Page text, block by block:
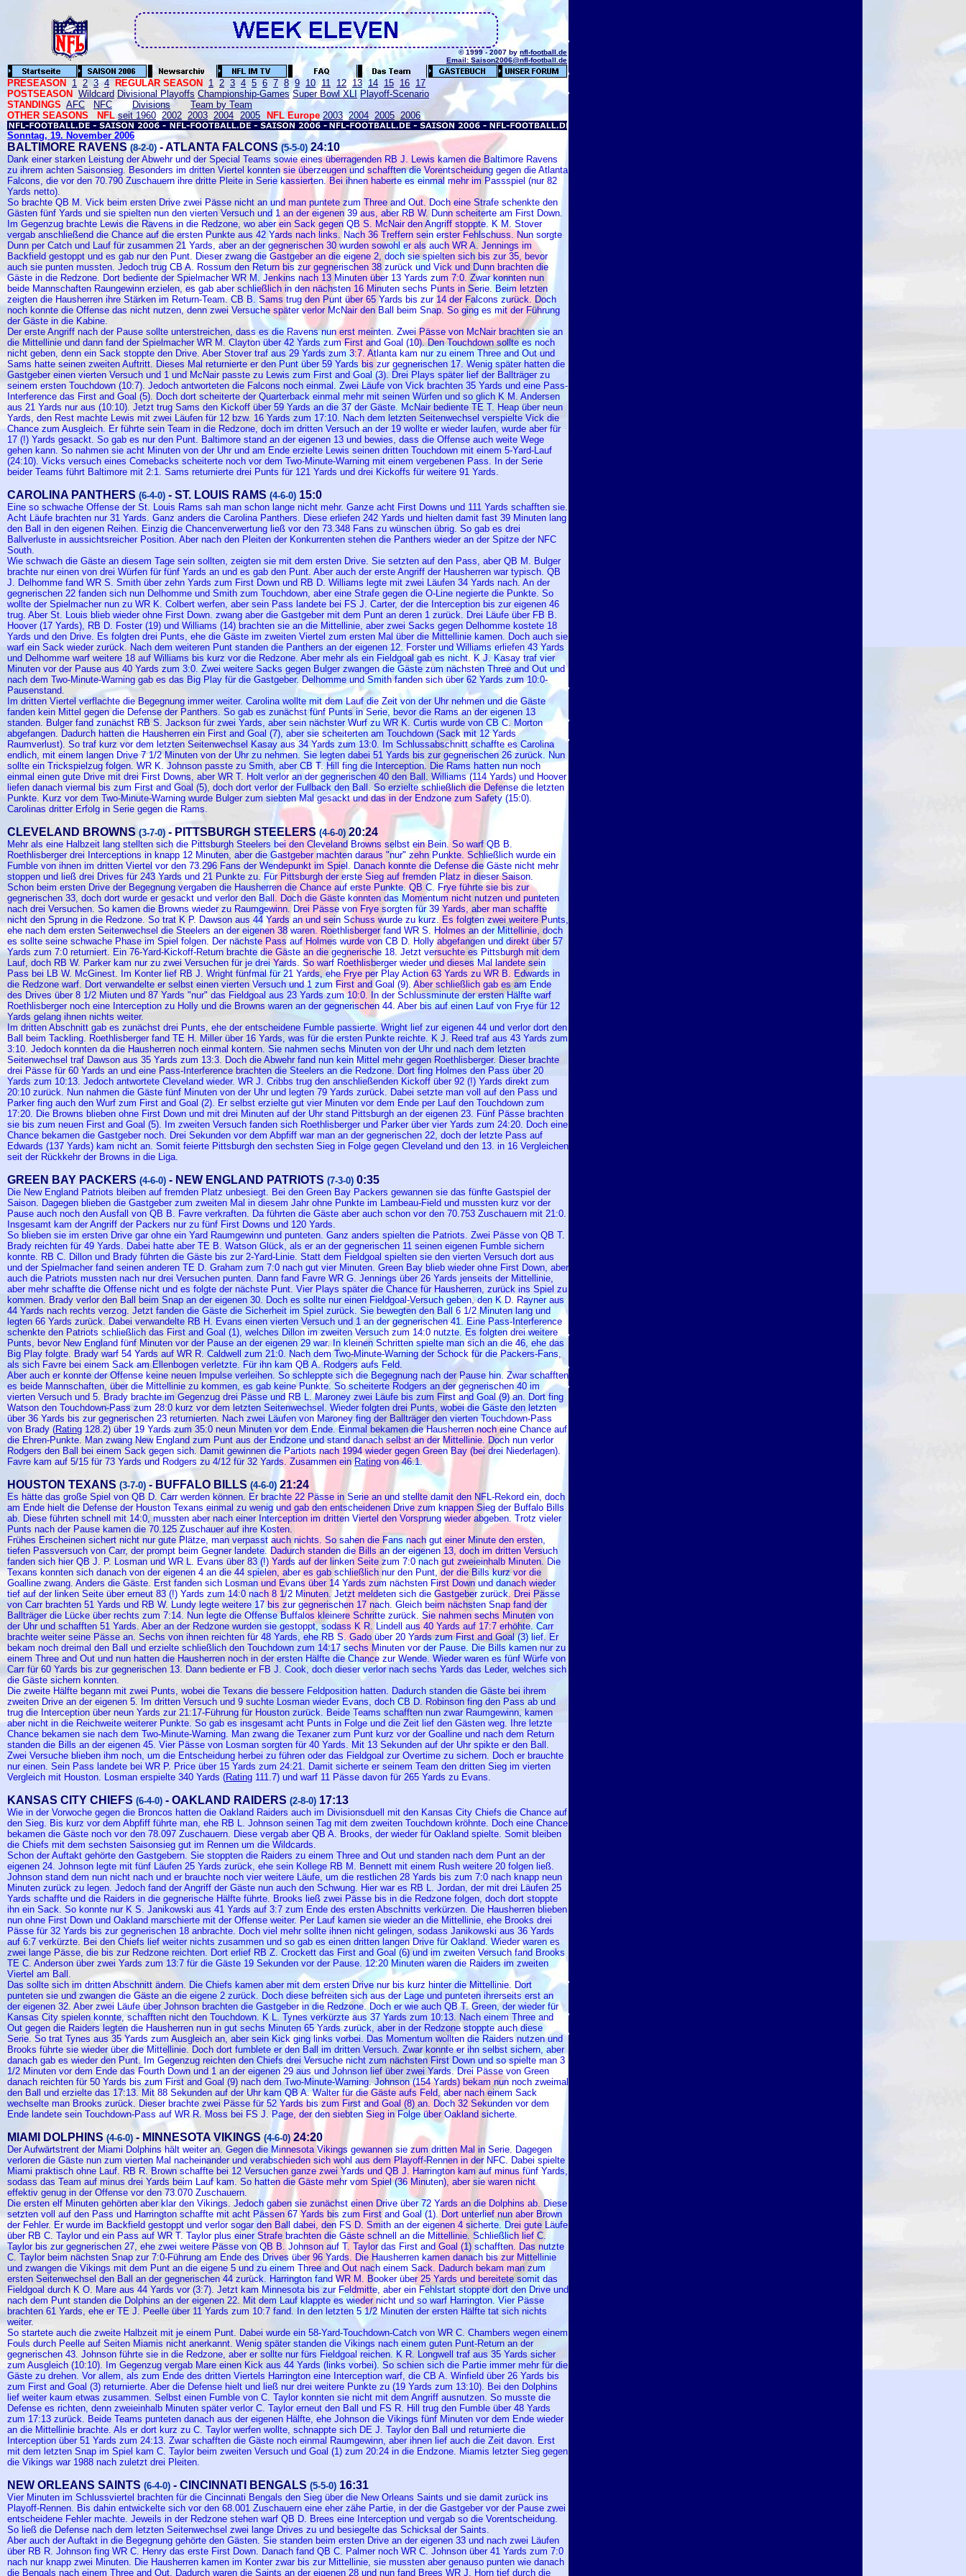
© 1999 - 2007 by nfl-football.de
Email: Saison2006@nfl-football.de
PRESEASON 1 2 3 4 REGULAR SEASON 1 2 3 4 5 6 7 8 9 10 11 12 13 14 15 16 17
POSTSEASON
Wildcard Divisional Playoffs Championship-Games Super Bowl XLI
Playoff-Scenario
STANDINGS AFC NFC Divisions
Team by Team
OTHER SEASONS NFL seit 1960 2002 2003 2004 2005 NFL Europe 2003 2004 2005 2006
Sonntag, 19. November 2006
BALTIMORE RAVENS (8-2-0) - ATLANTA FALCONS (5-5-0) 24:10
Dank einer starken Leistung der Abwehr und der Special Teams sowie eines überragenden RB J. Lewis kamen die Baltimore Ravens
zu ihrem achten Saisonsieg. Besonders im dritten Viertel konnten sie überzeugen und schafften die Vorentscheidung gegen die Atlanta
Falcons, die vor den 70.790 Zuschauern ihre dritte Pleite in Serie kassierten. Bei ihnen haberte es einmal mehr im Passspiel (nur 82
Yards netto).
So brachte QB M. Vick beim ersten Drive zwei Pässe nicht an und man puntete zum Three and Out. Doch eine Strafe schenkte den
Gästen fünf Yards und sie spielten nun den vierten Versuch und 1 an der eigenen 39 aus, aber RB W. Dunn scheiterte am First Down.
Im Gegenzug brachte Lewis die Ravens in die Redzone, wo aber ein Sack gegen QB S. McNair den Angriff stoppte. K M. Stover
vergab anschließend die Chance auf die ersten Punkte aus 42 Yards nach links. Nach 36 Treffern sein erster Fehlschuss. Nun sorgte
Dunn per Catch und Lauf für zusammen 21 Yards, aber an der gegnerischen 30 wurden sowohl er als auch WR A. Jennings im
Backfield gestoppt und es gab nur den Punt. Dieser zwang die Gastgeber an die eigene 2, doch sie spielten sich bis zur 35, bevor
auch sie punten mussten. Jedoch trug CB A. Rossum den Return bis zur gegnerischen 38 zurück und Vick und Dunn brachten die
Gäste in die Redzone. Dort bediente der Spielmacher WR M. Jenkins nach 13 Minuten über 13 Yards zum 7:0. Zwar konnten nun
beide Mannschaften Raungewinn erzielen, es gab aber schließlich in den nächsten 16 Minuten sechs Punts in Serie. Beim letzten
zeigten die Hausherren ihre Stärken im Return-Team. CB B. Sams trug den Punt über 65 Yards bis zur 14 der Falcons zurück. Doch
noch konnte die Offense das nicht nutzen, denn zwei Versuche später verlor McNair den Ball beim Snap. So ging es mit der Führung
der Gäste in die Kabine.
Der erste Angriff nach der Pause sollte unterstreichen, dass es die Ravens nun erst meinten. Zwei Pässe von McNair brachten sie an
die Mittellinie und dann fand der Spielmacher WR M. Clayton über 42 Yards zum First and Goal (10). Den Touchdown sollte es noch
nicht geben, denn ein Sack stoppte den Drive. Aber Stover traf aus 29 Yards zum 3:7. Atlanta kam nur zu einem Three and Out und
Sams hatte seinen zweiten Auftritt. Dieses Mal returnierte er den Punt über 59 Yards bis zur gegnerischen 17. Wenig später hatten die
Gastgeber einen vierten Versuch und 1 und McNair passte zu Lewis zum First and Goal (3). Drei Plays später lief der Ballträger zu
seinem ersten Touchdown (10:7). Jedoch antworteten die Falcons noch einmal. Zwei Läufe von Vick brachten 35 Yards und eine Pass-
Interference das First and Goal (5). Doch dort scheiterte der Quarterback einmal mehr mit seinen Würfen und so glich K M. Andersen
aus 21 Yards nur aus (10:10). Jetzt trug Sams den Kickoff über 59 Yards an die 37 der Gäste. McNair bediente TE T. Heap über neun
Yards, den Rest machte Lewis mit zwei Läufen für 12 bzw. 16 Yards zum 17:10. Nach dem letzten Seitenwechsel verspielte Vick die
Chance zum Ausgleich. Er führte sein Team in die Redzone, doch im dritten Versuch an der 19 wollte er wieder laufen, wurde aber für
17 (!) Yards gesackt. So gab es nur den Punt. Baltimore stand an der eigenen 13 und bewies, dass die Offense auch weite Wege
gehen kann. So nahmen sie acht Minuten von der Uhr und am Ende erzielte Lewis seinen dritten Touchdown mit einem 5-Yard-Lauf
(24:10). Vicks versuch eines Comebacks scheiterte noch vor dem Two-Minute-Warning mit einem vergebenen Pass. In der Serie
beider Teams führt Baltimore mit 2:1. Sams returnierte drei Punts für 121 Yards und drei Kickoffs für weitere 91 Yards.
CAROLINA PANTHERS (6-4-0) - ST. LOUIS RAMS (4-6-0) 15:0
Eine so schwache Offense der St. Louis Rams sah man schon lange nicht mehr. Ganze acht First Downs und 111 Yards schafften sie.
Acht Läufe brachten nur 31 Yards. Ganz anders die Carolina Panthers. Diese erliefen 242 Yards und hielten damit fast 39 Minuten lang
den Ball in den eigenen Reihen. Einzig die Chancenverwertung ließ vor den 73.348 Fans zu wünschen übrig. So gab es drei
Ballverluste in aussichtsreicher Position. Aber nach den Pleiten der Konkurrenten stehen die Panthers wieder an der Spitze der NFC
South.
Wie schwach die Gäste an diesem Tage sein sollten, zeigten sie mit dem ersten Drive. Sie setzten auf den Pass, aber QB M. Bulger
brachte nur einen von drei Würfen für fünf Yards an und es gab den Punt. Aber auch der erste Angriff der Hausherren war typisch. QB
J. Delhomme fand WR S. Smith über zehn Yards zum First Down und RB D. Williams legte mit zwei Läufen 34 Yards nach. An der
gegnerischen 22 fanden sich nun Delhomme und Smith zum Touchdown, aber eine Strafe gegen die O-Line negierte die Punkte. So
wollte der Spielmacher nun zu WR K. Colbert werfen, aber sein Pass landete bei FS J. Carter, der die Interception bis zur eigenen 46
trug. Aber St. Louis blieb wieder ohne First Down. zwang aber die Gastgeber mit dem Punt an deren 1 zurück. Drei Läufe über FB B.
Hoover (17 Yards), RB D. Foster (19) und Williams (14) brachten sie an die Mittellinie, aber zwei Sacks gegen Delhomme kostete 18
Yards und den Drive. Es folgten drei Punts, ehe die Gäste im zweiten Viertel zum ersten Mal über die Mittellinie kamen. Doch auch sie
warf ein Sack wieder zurück. Nach dem weiteren Punt standen die Panthers an der eigenen 12. Forster und Williams erliefen 43 Yards
und Delhomme warf weitere 18 auf Williams bis kurz vor die Redzone. Aber mehr als ein Fieldgoal gab es nicht. K J. Kasay traf vier
Minuten vor der Pause aus 40 Yards zum 3:0. Zwei weitere Sacks gegen Bulger zwangen die Gäste zum nächsten Three and Out und
nach dem Two-Minute-Warning gab es das Big Play für die Gastgeber. Delhomme und Smith fanden sich über 62 Yards zum 10:0-
Pausenstand.
Im dritten Viertel verflachte die Begegnung immer weiter. Carolina wollte mit dem Lauf die Zeit von der Uhr nehmen und die Gäste
fanden kein Mittel gegen die Defense der Panthers. So gab es zunächst fünf Punts in Serie, bevor die Rams an der eigenen 13
standen. Bulger fand zunächst RB S. Jackson für zwei Yards, aber sein nächster Wurf zu WR K. Curtis wurde von CB C. Morton
abgefangen. Dadurch hatten die Hausherren ein First and Goal (7), aber sie scheiterten am Touchdown (Sack mit 12 Yards
Raumverlust). So traf kurz vor dem letzten Seitenwechsel Kasay aus 34 Yards zum 13:0. Im Schlussabschnitt schaffte es Carolina
endlich, mit einem langen Drive 7 1/2 Minuten von der Uhr zu nehmen. Sie legten dabei 51 Yards bis zur gegnerischen 26 zurück. Nun
sollte ein Trickspielzug folgen. WR K. Johnson passte zu Smith, aber CB T. Hill fing die Interception. Die Rams hatten nun noch
einmal einen gute Drive mit drei First Downs, aber WR T. Holt verlor an der gegnerischen 40 den Ball. Williams (114 Yards) und Hoover
liefen danach viermal bis zum First and Goal (5), doch dort verlor der Fullback den Ball. So erzielte schließlich die Defense die letzten
Punkte. Kurz vor dem Two-Minute-Warning wurde Bulger zum siebten Mal gesackt und das in der Endzone zum Safety (15:0).
Carolinas dritter Erfolg in Serie gegen die Rams.
CLEVELAND BROWNS (3-7-0) - PITTSBURGH STEELERS (4-6-0) 20:24
Mehr als eine Halbzeit lang stellten sich die Pittsburgh Steelers bei den Cleveland Browns selbst ein Bein. So warf QB B.
Roethlisberger drei Interceptions in knapp 12 Minuten, aber die Gastgeber machten daraus "nur" zehn Punkte. Schließlich wurde ein
Fumble von ihnen im dritten Viertel vor den 73.296 Fans der Wendepunkt im Spiel. Danach konnte die Defense die Gäste nicht mehr
stoppen und ließ drei Drives für 243 Yards und 21 Punkte zu. Für Pittsburgh der erste Sieg auf fremden Platz in dieser Saison.
Schon beim ersten Drive der Begegnung vergaben die Hausherren die Chance auf erste Punkte. QB C. Frye führte sie bis zur
gegnerischen 33, doch dort wurde er gesackt und verlor den Ball. Doch die Gäste konnten das Momentum nicht nutzen und punteten
nach drei Versuchen. So kamen die Browns wieder zu Raumgewinn. Drei Pässe von Frye sorgten für 39 Yards, aber man schaffte
nicht den Sprung in die Redzone. So trat K P. Dawson aus 44 Yards an und sein Schuss wurde zu kurz. Es folgten zwei weitere Punts,
ehe nach dem ersten Seitenwechsel die Steelers an der eigenen 38 waren. Roethlisberger fand WR S. Holmes an der Mittellinie, doch
es sollte seine schwache Phase im Spiel folgen. Der nächste Pass auf Holmes wurde von CB D. Holly abgefangen und direkt über 57
Yards zum 7:0 returniert. Ein 76-Yard-Kickoff-Return brachte die Gäste an die gegnerische 18. Jetzt versuchte es Pittsburgh mit dem
Lauf, doch RB W. Parker kam nur zu zwei Versuchen für je drei Yards. So warf Roethlisberger wieder und dieses Mal landete sein
Pass bei LB W. McGinest. Im Konter lief RB J. Wright fünfmal für 21 Yards, ehe Frye per Play Action 63 Yards zu WR B. Edwards in
die Redzone warf. Dort verwandelte er selbst einen vierten Versuch und 1 zum First and Goal (9). Aber schließlich gab es am Ende
des Drives über 8 1/2 Miuten und 87 Yards "nur" das Fieldgoal aus 23 Yards zum 10:0. In der Schlussminute der ersten Hälfte warf
Roethlisberger noch eine Interception zu Holly und die Browns waren an der gegnerischen 44. Aber bis auf einen Lauf von Frye für 12
Yards gelang ihnen nichts weiter.
Im dritten Abschnitt gab es zunächst drei Punts, ehe der entscheidene Fumble passierte. Wright lief zur eigenen 44 und verlor dort den
Ball beim Tackling. Roethlisberger fand TE H. Miller über 16 Yards, was für die ersten Punkte reichte. K J. Reed traf aus 43 Yards zum
3:10. Jedoch konnten da die Hausherren noch einmal kontern. Sie nahmen sechs Minuten von der Uhr und nach dem letzten
Seitenwechsel traf Dawson aus 35 Yards zum 13:3. Doch die Abwehr fand nun kein Mittel mehr gegen Roethlisberger. Dieser brachte
drei Pässe für 60 Yards an und eine Pass-Interference brachten die Steelers an die Redzone. Dort fing Holmes den Pass über 20
Yards zum 10:13. Jedoch antwortete Cleveland wieder. WR J. Cribbs trug den anschließenden Kickoff über 92 (!) Yards direkt zum
20:10 zurück. Nun nahmen die Gäste fünf Minuten von der Uhr und legten 79 Yards zurück. Dabei setzte man voll auf den Pass und
Parker fing auch den Wurf zum First and Goal (2). Er selbst erzielte gut vier Minuten vor dem Ende per Lauf den Touchdown zum
17:20. Die Browns blieben ohne First Down und mit drei Minuten auf der Uhr stand Pittsburgh an der eigenen 23. Fünf Pässe brachten
sie bis zum neuen First and Goal (5). Im zweiten Versuch fanden sich Roethlisberger und Parker über vier Yards zum 24:20. Doch eine
Chance bekamen die Gastgeber noch. Drei Sekunden vor dem Abpfiff war man an der gegnerischen 22, doch der letzte Pass auf
Edwards (137 Yards) kam nicht an. Somit feierte Pittsburgh den sechsten Sieg in Folge gegen Cleveland und den 13. in 16 Vergleichen
seit der Rückkehr der Browns in die Liga.
GREEN BAY PACKERS (4-6-0) - NEW ENGLAND PATRIOTS (7-3-0) 0:35
Die New England Patriots bleiben auf fremden Platz unbesiegt. Bei den Green Bay Packers gewannen sie das fünfte Gastspiel der
Saison. Dagegen blieben die Gastgeber zum zweiten Mal in diesem Jahr ohne Punkte im Lambeau-Field und mussten kurz vor der
Pause auch noch den Ausfall von QB B. Favre verkraften. Da führten die Gäste aber auch schon vor den 70.753 Zuschauern mit 21:0.
Insgesamt kam der Angriff der Packers nur zu fünf First Downs und 120 Yards.
So blieben sie im ersten Drive gar ohne ein Yard Raumgewinn und punteten. Ganz anders spielten die Patriots. Zwei Pässe von QB T.
Brady reichten für 49 Yards. Dabei hatte aber TE B. Watson Glück, als er an der gegnerischen 11 seinen eigenen Fumble sichern
konnte. RB C. Dillon und Brady führten die Gäste bis zur 2-Yard-Linie. Statt dem Fieldgoal spielten sie den vierten Versuch dort aus
und der Spielmacher fand seinen anderen TE D. Graham zum 7:0 nach gut vier Minuten. Green Bay blieb wieder ohne First Down, aber
auch die Patriots mussten nach nur drei Versuchen punten. Dann fand Favre WR G. Jennings über 26 Yards jenseits der Mittellinie,
aber mehr schaffte die Offense nicht und es folgte der nächste Punt. Vier Plays später die Chance für Hausherren, zurück ins Spiel zu
kommen. Brady verlor den Ball beim Snap an der eigenen 30. Doch es sollte nur einen Fieldgoal-Versuch geben, den K D. Rayner aus
44 Yards nach rechts verzog. Jetzt fanden die Gäste die Sicherheit im Spiel zurück. Sie bewegten den Ball 6 1/2 Minuten lang und
legten 66 Yards zurück. Dabei verwandelte RB H. Evans einen vierten Versuch und 1 an der gegnerischen 41. Eine Pass-Interference
schenkte den Patriots schließlich das First and Goal (1), welches Dillon im zweiten Versuch zum 14:0 nutzte. Es folgten drei weitere
Punts, bevor New England fünf Minuten vor der Pause an der eigenen 29 war. In kleinen Schritten spielte man sich an die 46, ehe das
Big Play folgte. Brady warf 54 Yards auf WR R. Caldwell zum 21:0. Nach dem Two-Minute-Warning der Schock für die Packers-Fans,
als sich Favre bei einem Sack am Ellenbogen verletzte. Für ihn kam QB A. Rodgers aufs Feld.
Aber auch er konnte der Offense keine neuen Impulse verleihen. So schleppte sich die Begegnung nach der Pause hin. Zwar schafften
es beide Mannschaften, über die Mittellinie zu kommen, es gab keine Punkte. So scheiterte Rodgers an der gegnerischen 40 im
vierten Versuch und 5. Brady brachte im Gegenzug drei Pässe und RB L. Maroney zwei Läufe bis zum First and Goal (9) an. Dort fing
Watson den Touchdown-Pass zum 28:0 kurz vor dem letzten Seitenwechsel. Wieder folgten drei Punts, wobei die Gäste den letzten
über 36 Yards bis zur gegnerischen 23 returnierten. Nach zwei Läufen von Maroney fing der Ballträger den vierten Touchdown-Pass
von Brady (Rating 128.2) über 19 Yards zum 35:0 neun Minuten vor dem Ende. Einmal bekamen die Hausherren noch eine Chance auf
die Ehren-Punkte. Man zwang New England zum Punt aus der Endzone und stand danach selbst an der Mittellinie. Doch nun verlor
Rodgers den Ball bei einem Sack gegen sich. Damit gewinnen die Partiots nach 1994 wieder gegen Green Bay (bei drei Niederlagen).
Favre kam auf 5/15 für 73 Yards und Rodgers zu 4/12 für 32 Yards. Zusammen einRating von 46.1.
HOUSTON TEXANS (3-7-0) - BUFFALO BILLS (4-6-0) 21:24
Es hätte das große Spiel von QB D. Carr werden können. Er brachte 22 Pässe in Serie an und stellte damit den NFL-Rekord ein, doch
am Ende hielt die Defense der Houston Texans einmal zu wenig und gab den entscheidenen Drive zum knappen Sieg der Buffalo Bills
ab. Diese führten schnell mit 14:0, mussten aber nach einer Interception im dritten Viertel den Vorsprung wieder abgeben. Trotz vieler
Punts nach der Pause kamen die 70.125 Zuschauer auf ihre Kosten.
Frühes Erscheinen sichert nicht nur gute Plätze, man verpasst auch nichts. So sahen die Fans nach gut einer Minute den ersten,
tiefen Passversuch von Carr, der prompt beim Gegner landete. Dadurch standen die Bills an der eigenen 13, doch im dritten Versuch
fanden sich hier QB J. P. Losman und WR L. Evans über 83 (!) Yards auf der linken Seite zum 7:0 nach gut zweieinhalb Minuten. Die
Texans konnten sich danach von der eigenen 4 an die 44 spielen, aber es gab schließlich nur den Punt, der die Bills kurz vor die
Goalline zwang. Anders die Gäste. Erst fanden sich Losman und Evans über 14 Yards zum nächsten First Down und danach wieder
tief auf der linken Seite über erneut 83 (!) Yards zum 14:0 nach 8 1/2 Minuten. Jetzt meldeten sich die Gastgeber zurück. Drei Pässe
von Carr brachten 51 Yards und RB W. Lundy legte weitere 17 bis zur gegnerischen 17 nach. Gleich beim nächsten Snap fand der
Ballträger die Lücke über rechts zum 7:14. Nun legte die Offense Buffalos kleinere Schritte zurück. Sie nahmen sechs Minuten von
der Uhr und schafften 51 Yards. Aber an der Redzone wurden sie gestoppt, sodass K R. Lindell aus 40 Yards auf 17:7 erhöhte. Carr
brachte weiter seine Pässe an. Sechs von ihnen reichten für 48 Yards, ehe RB S. Gado über 20 Yards zum First and Goal (3) lief. Er
bekam noch dreimal den Ball und erzielte schließlich den Touchdown zum 14:17 sechs Minuten vor der Pause. Die Bills kamen nur zu
einem Three and Out und nun hatten die Hausherren noch in der ersten Hälfte die Chance zur Wende. Wieder waren es fünf Würfe von
Carr für 60 Yards bis zur gegnerischen 13. Dann bediente er FB J. Cook, doch dieser verlor nach sechs Yards das Leder, welches sich
die Gäste sichern konnten.
Die zweite Hälfte begann mit zwei Punts, wobei die Texans die bessere Feldposition hatten. Dadurch standen die Gäste bei ihrem
zweiten Drive an der eigenen 5. Im dritten Versuch und 9 suchte Losman wieder Evans, doch CB D. Robinson fing den Pass ab und
trug die Interception über neun Yards zur 21:17-Führung für Houston zurück. Beide Teams schafften nun zwar Raumgewinn, kamen
aber nicht in die Reichweite weiterer Punkte. So gab es insgesamt acht Punts in Folge und die Zeit lief den Gästen weg. Ihre letzte
Chance bekamen sie nach dem Two-Minute-Warning. Man zwang die Texaner zum Punt kurz vor der Goalline und nach dem Return
standen die Bills an der eigenen 45. Vier Pässe von Losman sorgten für 40 Yards. Mit 13 Sekunden auf der Uhr spikte er den Ball.
Zwei Versuche blieben ihm noch, um die Entscheidung herbei zu führen oder das Fieldgoal zur Overtime zu sichern. Doch er brauchte
nur einen. Sein Pass landete bei WR P. Price über 15 Yards zum 24:21. Damit sicherte er seinem Team den dritten Sieg im vierten
Vergleich mit Houston. Losman erspielte 340 Yards (Rating 111.7) und warf 11 Pässe davon für 265 Yards zu Evans.
KANSAS CITY CHIEFS (6-4-0) - OAKLAND RAIDERS (2-8-0) 17:13
Wie in der Vorwoche gegen die Broncos hatten die Oakland Raiders auch im Divisionsduell mit den Kansas City Chiefs die Chance auf
den Sieg. Bis kurz vor dem Abpfiff führte man, ehe RB L. Johnson seinen Tag mit dem zweiten Touchdown kröhnte. Doch eine Chance
bekamen die Gäste noch vor den 78.097 Zuschauern. Diese vergab aber QB A. Brooks, der wieder für Oakland spielte. Somit bleiben
die Chiefs mit dem sechsten Saisonsieg gut im Rennen um die Wildcards.
Schon der Auftakt gehörte den Gastgebern. Sie stoppten die Raiders zu einem Three and Out und standen nach dem Punt an der
eigenen 24. Johnson legte mit fünf Läufen 25 Yards zurück, ehe sein Kollege RB M. Bennett mit einem Rush weitere 20 folgen ließ.
Johnson stand dem nun nicht nach und er brauchte noch vier weitere Läufe, um die restlichen 28 Yards bis zum 7:0 nach knapp neun
Minuten zurück zu legen. Jedoch fand der Angriff der Gäste nun auch den Schwung. Hier war es RB L. Jordan, der mit drei Läufen 25
Yards schaffte und die Raiders in die gegnerische Hälfte führte. Brooks ließ zwei Pässe bis in die Redzone folgen, doch dort stoppte
ihn ein Sack. So konnte nur K S. Janikowski aus 41 Yards auf 3:7 zum Ende des ersten Abschnitts verkürzen. Die Hausherren blieben
nun ohne First Down und Oakland marschierte mit der Offense weiter. Per Lauf kamen sie wieder an die Mittellinie, ehe Brooks drei
Pässe für 32 Yards bis zur gegnerischen 18 anbrachte. Doch viel mehr sollte ihnen nicht gelingen, sodass Janikowski aus 36 Yards
auf 6:7 verkürzte. Bei den Chiefs lief weiter nichts zusammen und so gab es einen dritten langen Drive für Oakland. Wieder waren es
zwei lange Pässe, die bis zur Redzone reichten. Dort erlief RB Z. Crockett das First and Goal (6) und im zweiten Versuch fand Brooks
TE C. Anderson über zwei Yards zum 13:7 für die Gäste 19 Sekunden vor der Pause. 12:20 Minuten waren die Raiders im zweiten
Viertel am Ball.
Das sollte sich im dritten Abschnitt ändern. Die Chiefs kamen aber mit dem ersten Drive nur bis kurz hinter die Mittellinie. Dort
punteten sie und zwangen die Gäste an die eigene 2 zurück. Doch diese befreiten sich aus der Lage und punteten ihrerseits erst an
der eigenen 32. Aber zwei Läufe über Johnson brachten die Gastgeber in die Redzone. Doch er wie auch QB T. Green, der wieder für
Kansas City spielen konnte, schafften nicht den Touchdown. K L. Tynes verkürzte aus 37 Yards zum 10:13. Nach einem Three and
Out gegen die Raiders legten die Hausherren nun in gut sechs Minuten 65 Yards zurück, aber in der Redzone stoppte auch diese
Serie. So trat Tynes aus 35 Yards zum Ausgleich an, aber sein Kick ging links vorbei. Das Momentum wollten die Raiders nutzen und
Brooks führte sie wieder über die Mittellinie. Doch dort fumblete er den Ball im dritten Versuch. Zwar konnte er ihn selbst sichern, aber
danach gab es wieder den Punt. Im Gegenzug reichten den Chiefs drei Versuche nicht zum nächsten First Down und so spielte man 3
1/2 Minuten vor dem Ende das Fourth Down und 1 an der eigenen 29 aus und Johnson lief über zwei Yards. Drei Pässe von Green
danach reichten für 50 Yards bis zum First and Goal (9) nach dem Two-Minute-Warning. Johnson (154 Yards) bekam nun noch zweimal
den Ball und erzielte das 17:13. Mit 88 Sekunden auf der Uhr kam QB A. Walter für die Gäste aufs Feld, aber nach einem Sack
wechselte man Brooks zurück. Dieser brachte zwei Pässe für 52 Yards bis zum First and Goal (8) an. Doch 32 Sekunden vor dem
Ende landete sein Touchdown-Pass auf WR R. Moss bei FS J. Page, der den siebten Sieg in Folge über Oakland sicherte.
MIAMI DOLPHINS (4-6-0) - MINNESOTA VIKINGS (4-6-0) 24:20
Der Aufwärtstrent der Miami Dolphins hält weiter an. Gegen die Minnesota Vikings gewannen sie zum dritten Mal in Serie. Dagegen
verloren die Gäste nun zum vierten Mal nacheinander und verabschieden sich wohl aus dem Playoff-Rennen in der NFC. Dabei spielte
Miami praktisch ohne Lauf. RB R. Brown schaffte bei 12 Versuchen ganze zwei Yards und QB J. Harrington kam auf minus fünf Yards,
sodass das Team auf minus drei Yards beim Lauf kam. So hatten die Gäste mehr vom Spiel (36 Minuten), aber sie waren nicht
effektiv genug in der Offense vor den 73.070 Zuschauern.
Die ersten elf Minuten gehörten aber klar den Vikings. Jedoch gaben sie zunächst einen Drive über 72 Yards an die Dolphins ab. Diese
setzten voll auf den Pass und Harrington schaffte mit acht Pässen 67 Yards bis zum First and Goal (1). Dort unterlief nun aber Brown
der Fehler. Er wurde im Backfield gestoppt und verlor sogar den Ball dabei, den FS D. Smith an der eigenen 4 sicherte. Drei gute Läufe
über RB C. Taylor und ein Pass auf WR T. Taylor plus einer Strafe brachten die Gäste schnell an die Mittellinie. Schließlich lief C.
Taylor bis zur gegnerischen 27, ehe zwei weitere Pässe von QB B. Johnson auf T. Taylor das First and Goal (1) schafften. Das nutzte
C. Taylor beim nächsten Snap zur 7:0-Führung am Ende des Drives über 96 Yards. Die Hausherren kamen danach bis zur Mittellinie
und zwangen die Vikings mit dem Punt an die eigene 5 und zu einem Three and Out nach einem Sack. Dadurch bekam man zum
ersten Seitenwechsel den Ball an der gegnerischen 44 zurück. Harrington fand WR M. Booker über 25 Yards und bereitete somit das
Fieldgoal durch K O. Mare aus 44 Yards vor (3:7). Jetzt kam Minnesota bis zur Feldmitte, aber ein Fehlstart stoppte dort den Drive und
nach dem Punt standen die Dolphins an der eigenen 22. Mit dem Lauf klappte es wieder nicht und so warf Harrington. Vier Pässe
brachten 61 Yards, ehe er TE J. Peelle über 11 Yards zum 10:7 fand. In den letzten 5 1/2 Minuten der ersten Hälfte tat sich nichts
weiter.
So startete auch die zweite Halbzeit mit je einem Punt. Dabei wurde ein 58-Yard-Touchdown-Catch von WR C. Chambers wegen einem
Fouls durch Peelle auf Seiten Miamis nicht anerkannt. Wenig später standen die Vikings nach einem guten Punt-Return an der
gegnerischen 43. Johnson führte sie in die Redzone, aber er sollte nur fürs Fieldgoal reichen. K R. Longwell traf aus 35 Yards sicher
zum Ausgleich (10:10). Im Gegenzug vergab Mare einen Kick aus 44 Yards (links vorbei). So schien sich die Partie immer mehr für die
Gäste zu drehen. Vor allem, als zum Ende des dritten Viertels Harrington eine Interception warf, die CB A. Winfield über 26 Yards bis
zum First and Goal (3) returnierte. Aber die Defense hielt und ließ nur drei weitere Punkte zu (19 Yards zum 13:10). Bei den Dolphins
lief weiter kaum etwas zusammen. Selbst einen Fumble von C. Taylor konnten sie nicht mit dem Angriff ausnutzen. So musste die
Defense es richten, denn zweieinhalb Minuten später verlor C. Taylor erneut den Ball und FS R. Hill trug den Fumble über 48 Yards
zum 17:13 zurück. Beide Teams punteten danach aus der eigenen Hälfte, ehe Johnson die Vikings fünf Minuten vor dem Ende wieder
an die Mittellinie brachte. Als er dort kurz zu C. Taylor werfen wollte, schnappte sich DE J. Taylor den Ball und returnierte die
Interception über 51 Yards zum 24:13. Zwar schafften die Gäste noch einmal Raumgewinn, aber ihnen lief auch die Zeit davon. Erst
mit dem letzten Snap im Spiel kam C. Taylor beim zweiten Versuch und Goal (1) zum 20:24 in die Endzone. Miamis letzter Sieg gegen
die Vikings war 1988 nach zuletzt drei Pleiten.
NEW ORLEANS SAINTS (6-4-0) - CINCINNATI BENGALS (5-5-0) 16:31
Vier Minuten im Schlussviertel brachten für die Cincinnati Bengals den Sieg über die New Orleans Saints und sie damit zurück ins
Playoff-Rennen. Bis dahin entwickelte sich vor den 68.001 Zuschauern eine eher zähe Partie, in der die Gastgeber vor der Pause zwei
entscheidene Fehler machte. Jeweils in der Redzone stehen warf QB D. Brees eine Interception und vergab so die Vorentscheidung.
So ließ die Defense nach dem letzten Seitenwechsel zwei lange Drives zu und besiegelte das Schicksal der Saints.
Aber auch der Auftakt in die Begegnung gehörte den Gästen. Sie standen beim ersten Drive an der eigenen 33 und nach zwei Läufen
über RB R. Johnson fing WR C. Henry das erste First Down. Danach fand QB C. Palmer noch WR C. Johnson über 41 Yards zum 7:0
nach nur knapp zwei Minuten. Die Hausherren kamen im Konter zwar bis zur Mittellinie, sie mussten aber genauso punten wie danach
die Bengals nach einem Three and Out. Dadurch waren die Saints an der eigenen 28 und nun fand Brees WR J. Horn tief durch die